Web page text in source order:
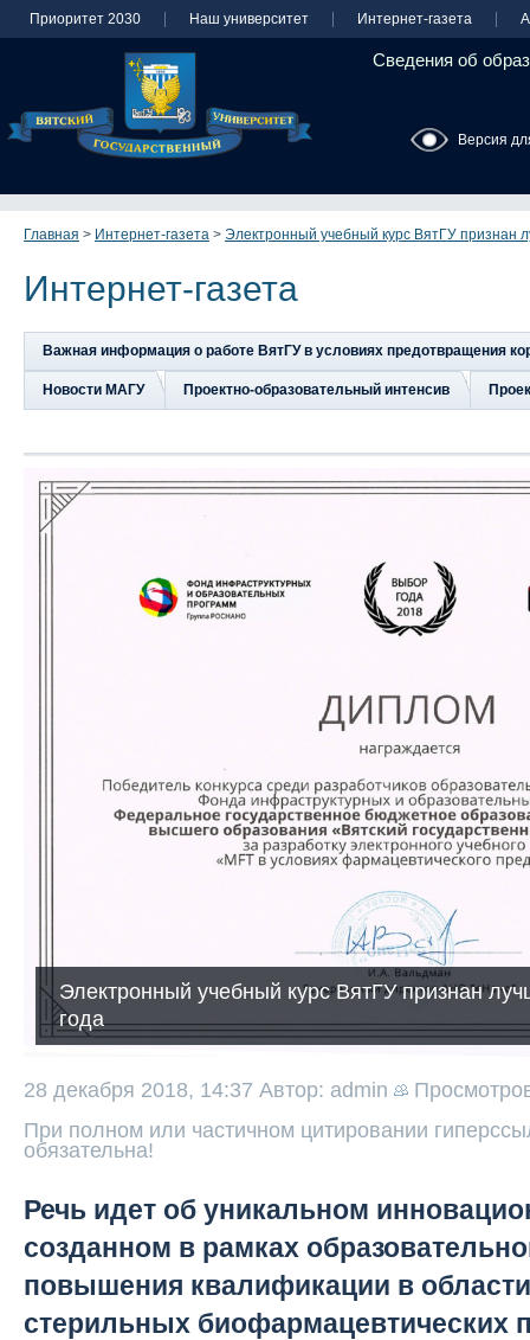
Приоритет 2030 Наш университет Интернет-газета
Сведения об
Версия
Главная > Интернет-газета > Электронный учебный курс ВятГУ признан
Интернет-газета
Важная информация о работе ВятГУ в условиях предотвращения
Новости МАГУ Проектно-образовательный интенсив
Электронный учебный курс ВятГУ признан
года
28 декабря 2018, 14:37 Автор: admin
При полном или частичном цитировании
обязательна!
Речь идет об уникальном
созданном в рамках
повышения квалификации в
стерильных биофармацевтических